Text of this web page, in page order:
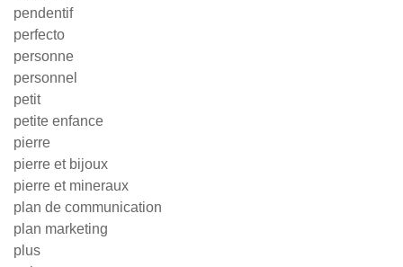
pendentif
perfecto
personne
personnel
petit
petite enfance
pierre
pierre et bijoux
pierre et mineraux
plan de communication
plan marketing
plus